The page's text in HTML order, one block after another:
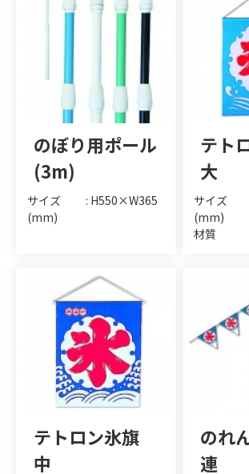
のぼり用ポール
(3m)
サイズ : H550×W365
(mm)
テト
大
サイズ :
(mm)
材質 :
テトロン氷旗
中
のれ
連